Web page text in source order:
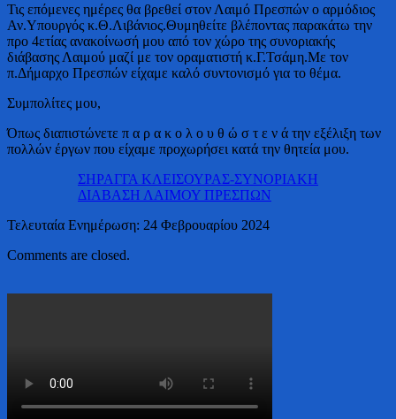
Τις επόμενες ημέρες θα βρεθεί στον Λαιμό Πρεσπών ο αρμόδιος
Αν.Υπουργός κ.Θ.Λιβάνιος.Θυμηθείτε βλέποντας παρακάτω την
προ 4ετίας ανακοίνωσή μου από τον χώρο της συνοριακής
διάβασης Λαιμού μαζί με τον οραματιστή κ.Γ.Τσάμη.Με τον
π.Δήμαρχο Πρεσπών είχαμε καλό συντονισμό για το θέμα.
Συμπολίτες μου,
Όπως διαπιστώνετε π α ρ α κ ο λ ο υ θ ώ σ τ ε ν ά την εξέλιξη των
πολλών έργων που είχαμε προχωρήσει κατά την θητεία μου.
ΣΗΡΑΓΓΑ ΚΛΕΙΣΟΥΡΑΣ-ΣΥΝΟΡΙΑΚΗ
ΔΙΑΒΑΣΗ ΛΑΙΜΟΥ ΠΡΕΣΠΩΝ
Τελευταία Ενημέρωση: 24 Φεβρουαρίου 2024
Comments are closed.